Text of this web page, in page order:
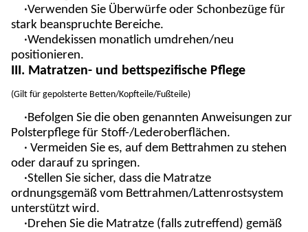
·Verwenden Sie Überwürfe oder Schonbezüge für
stark beanspruchte Bereiche.
·Wendekissen monatlich umdrehen/neu
positionieren.
III. Matratzen- und bettspezifische Pflege
(Gilt für gepolsterte Betten/Kopfteile/Fußteile)
·Befolgen Sie die oben genannten Anweisungen zur
Polsterpflege für Stoff-/Lederoberflächen.
· Vermeiden Sie es, auf dem Bettrahmen zu stehen
oder darauf zu springen.
·Stellen Sie sicher, dass die Matratze
ordnungsgemäß vom Bettrahmen/Lattenrostsystem
unterstützt wird.
·Drehen Sie die Matratze (falls zutreffend) gemäß